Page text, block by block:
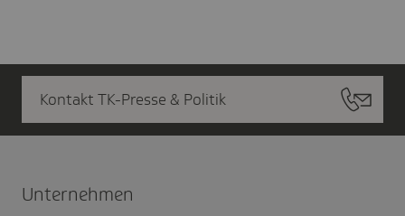
Kontakt TK-Presse & Politik
Unter­nehmen